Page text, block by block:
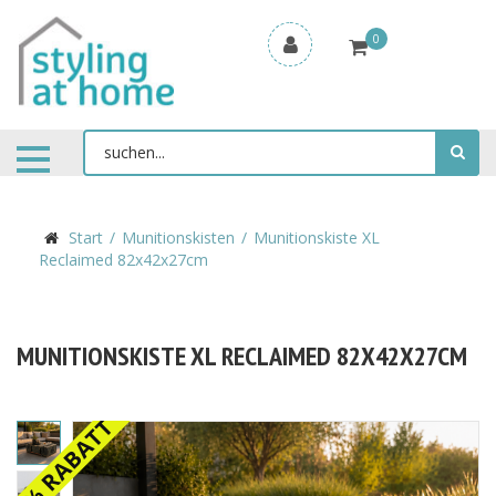
0
Start Munitionskisten
Munitionskiste XL
Reclaimed 82x42x27cm
MUNITIONSKISTE XL RECLAIMED 82X42X27CM